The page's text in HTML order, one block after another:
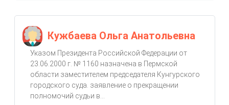
Кужбаева Ольга Анатольевна
Указом Президента Российской Федерации от
23.06.2000 г. № 1160 назначена в Пермской
области заместителем председателя Кунгурского
городского суда. заявление о прекращении
полномочий судьи в...